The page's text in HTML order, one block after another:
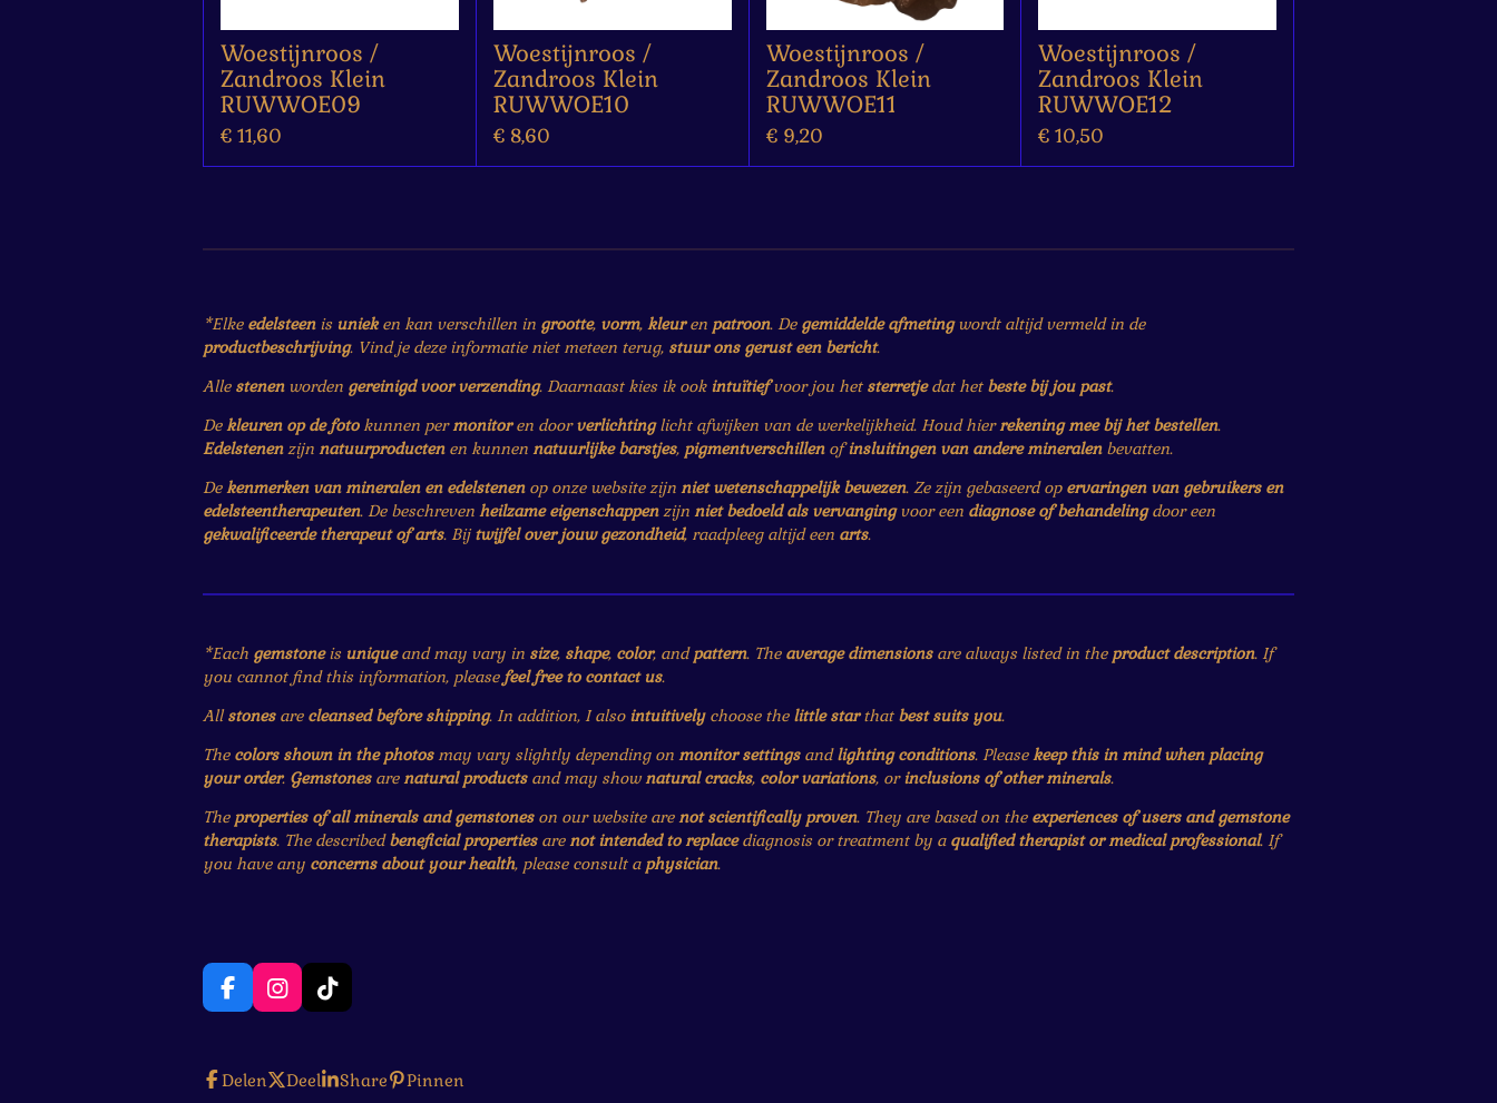
Woestijnroos /
Zandroos Klein
RUWWOE09
€ 11,60
Woestijnroos /
Zandroos Klein
RUWWOE10
€ 8,60
Woestijnroos /
Zandroos Klein
RUWWOE11
€ 9,20
Woestijnroos /
Zandroos Klein
RUWWOE12
€ 10,50
*Elke edelsteenis unieken kan verschillen in grootte, vorm, kleuren patroon. De gemiddelde afmetingwordt altijd vermeld in de
productbeschrijving. Vind je deze informatie niet meteen terug, stuur ons gerust een bericht.
Alle stenenworden gereinigd voor verzending. Daarnaast kies ik ook intuïtiefvoor jou het sterretjedat het beste bij jou past.
Dekleuren op de fotokunnen permonitoren doorverlichtinglicht afwijken van de werkelijkheid. Houd hierrekening mee bij het bestellen.
Edelstenenzijn natuurproductenen kunnen natuurlijke barstjes, pigmentverschillenofinsluitingen van andere mineralenbevatten.
Dekenmerken van mineralen en edelstenenop onze website zijn niet wetenschappelijk bewezen. Ze zijn gebaseerd op ervaringen van gebruikers en
edelsteentherapeuten. De beschreven heilzame eigenschappenzijn niet bedoeld als vervangingvoor een diagnose of behandelingdoor een
gekwalificeerde therapeut of arts. Bijtwijfel over jouw gezondheid, raadpleeg altijd een arts.
*Each gemstoneis uniqueand may vary in size, shape, color, andpattern. The average dimensionsare always listed in the product description. If
you cannot find this information, please feel free to contact us.
Allstonesare cleansed before shipping. In addition, I also intuitivelychoose the little starthat best suits you.
The colors shown in the photosmay vary slightly depending on monitor settingsandlighting conditions. Pleasekeep this in mind when placing
your order. Gemstonesarenatural productsand may shownatural cracks, color variations, orinclusions of other minerals.
The properties of all minerals and gemstoneson our website arenot scientifically proven. They are based on the experiences of users and gemstone
therapists. The describedbeneficial propertiesarenot intended to replacediagnosis or treatment by a qualified therapist or medical professional. If
you have any concerns about your health, please consult a physician.
F
a
b
I
n
a
T
i
o
Delen Deel Share Pinnen